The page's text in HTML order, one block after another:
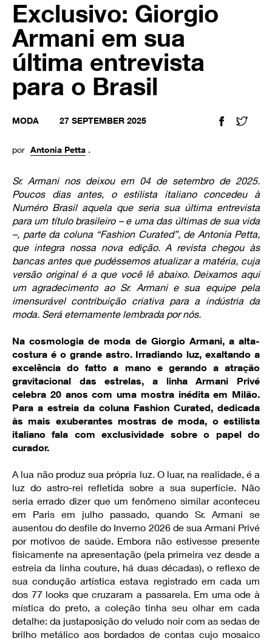
Exclusivo: Giorgio
Armani em sua
última entrevista
para o Brasil
MODA 27 SEPTEMBER 2025
por Antonia Petta .
Sr. Armani nos deixou em 04 de setembro de 2025.
Poucos dias antes, o estilista italiano concedeu à
Numéro Brasil aquela que seria sua última entrevista
para um título brasileiro – e uma das últimas de sua vida
–, parte da coluna “Fashion Curated”, de Antonia Petta,
que integra nossa nova edição. A revista chegou às
bancas antes que pudéssemos atualizar a matéria, cuja
versão original é a que você lê abaixo. Deixamos aqui
um agradecimento ao Sr. Armani e sua equipe pela
imensurável contribuição criativa para a indústria da
moda. Será eternamente lembrada por nós.
Na cosmologia de moda de Giorgio Armani, a alta-
costura é o grande astro. Irradiando luz, exaltando a
excelência do fatto a mano e gerando a atração
gravitacional das estrelas, a linha Armani Privé
celebra 20 anos com uma mostra inédita em Milão.
Para a estreia da coluna Fashion Curated, dedicada
às mais exuberantes mostras de moda, o estilista
italiano fala com exclusividade sobre o papel do
curador.
A lua não produz sua própria luz. O luar, na realidade, é a
luz do astro-rei refletida sobre a sua superfície. Não
seria errado dizer que um fenômeno similar aconteceu
em Paris em julho passado, quando Sr. Armani se
ausentou do desfile do Inverno 2026 de sua Armani Privé
por motivos de saúde. Embora não estivesse presente
fisicamente na apresentação (pela primeira vez desde a
estreia da linha couture, há duas décadas), o reflexo de
sua condução artística estava registrado em cada um
dos 77 looks que cruzaram a passarela. Em uma ode à
mística do preto, a coleção tinha seu olhar em cada
detalhe: da justaposição do veludo noir com as sedas de
brilho metálico aos bordados de contas cujo mosaico